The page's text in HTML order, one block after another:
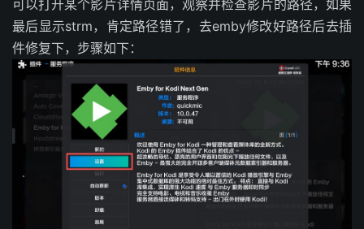
可以打开某个影片详情页面，观察并检查影片的路径，如果
最后显示strm，肯定路径错了，去emby修改好路径后去插
件修复下，步骤如下：